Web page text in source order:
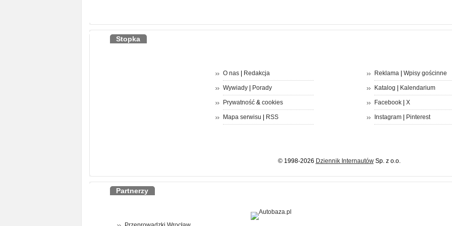
Stopka
O nas| Redakcja
Wywiady| Porady
Prywatność& cookies
Mapa serwisu RSS
Reklama| Wpisy gościnne
Katalog Kalendarium
Facebook| X
Instagram| Pinterest
© 1998-2026 Dziennik InternautówSp. z o.o.
Partnerzy